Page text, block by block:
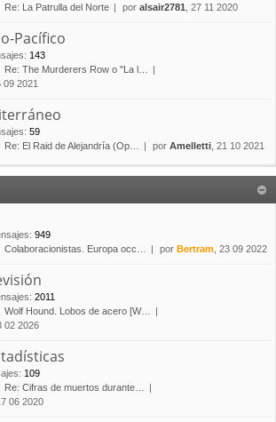
Re: La Patrulla del Norte por alsair2781 , 27 11 2020
Pacífico
: 143
Re: The Murderers Row o "La l…
09 2021
: 59
Re: El Raid de Alejandría (Op… por Amelletti , 21 10 2021
: 949
Colaboracionistas. Europa occ… por Bertram , 23 09 2022
: 2011
Wolf Hound. Lobos de acero [W…
02 2026
: 109
Re: Cifras de muertos durante…
06 2020